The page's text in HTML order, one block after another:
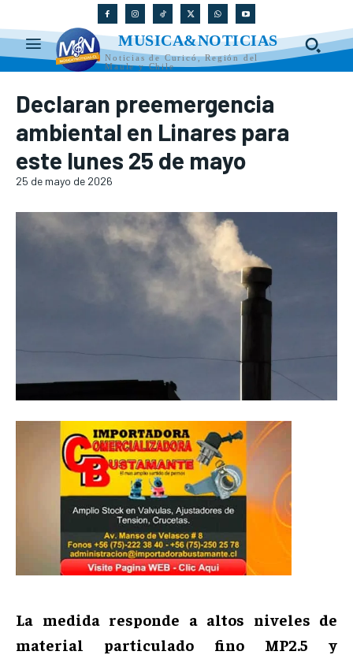
MUSICA&NOTICIAS
Noticias de Curicó, Región del
Maule y Chile
Declaran preemergencia
ambiental en Linares para
este lunes 25 de mayo
25 de mayo de 2026
La medida responde a altos niveles de
material particulado fino MP2.5 y